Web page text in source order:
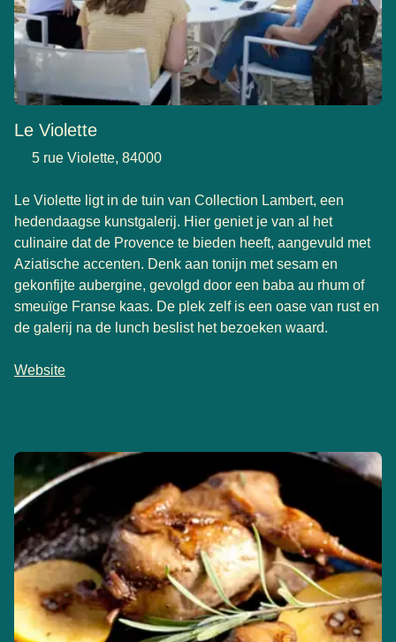
Le Violette
5 rue Violette, 84000
Le Violette ligt in de tuin van Collection Lambert, een
hedendaagse kunstgalerij. Hier geniet je van al het
culinaire dat de Provence te bieden heeft, aangevuld met
Aziatische accenten. Denk aan tonijn met sesam en
gekonfijte aubergine, gevolgd door een baba au rhum of
smeuïge Franse kaas. De plek zelf is een oase van rust en
de galerij na de lunch beslist het bezoeken waard.
Website